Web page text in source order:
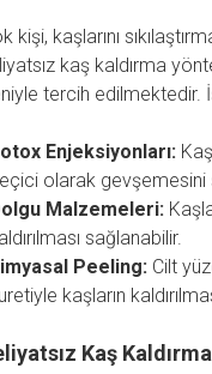
kişi, kaşlarını
kaş kaldırma
tercih edilmektedir.
Enjeksiyonları:
olarak gevşemesini
Malzemeleri:
sağlanabilir.
Peeling:Cilt
kaşların
Kaş